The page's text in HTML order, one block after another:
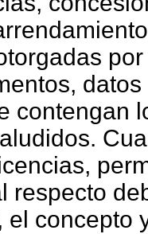
contengan
respecto
el concepto